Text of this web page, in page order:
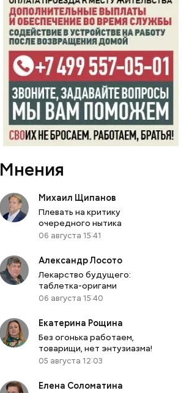
Мнения
Михаил Щипанов
Плевать на критику
очередного нытика
06 августа 15:41
Александр Лосото
Лекарство будущего:
таблетка-оригами
06 августа 15:40
Екатерина Рощина
Без огонька работаем,
товарищи, нет энтузиазма!
05 августа 12:03
Елена Соломатина